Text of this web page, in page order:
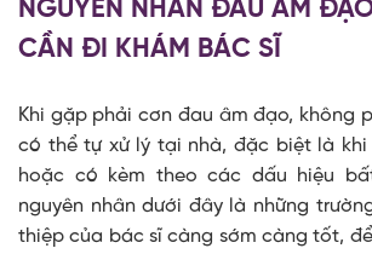
NGUYÊN NHÂN ĐAU ÂM
CẦN ĐI KHÁM BÁC SĨ
Khi gặp phải cơn đau âm đạo, không
có thể tự xử lý tại nhà, đặc biệt là
hoặc có kèm theo các dấu hiệu
nguyên nhân dưới đây là những
thiệp của bác sĩ càng sớm càng tốt,